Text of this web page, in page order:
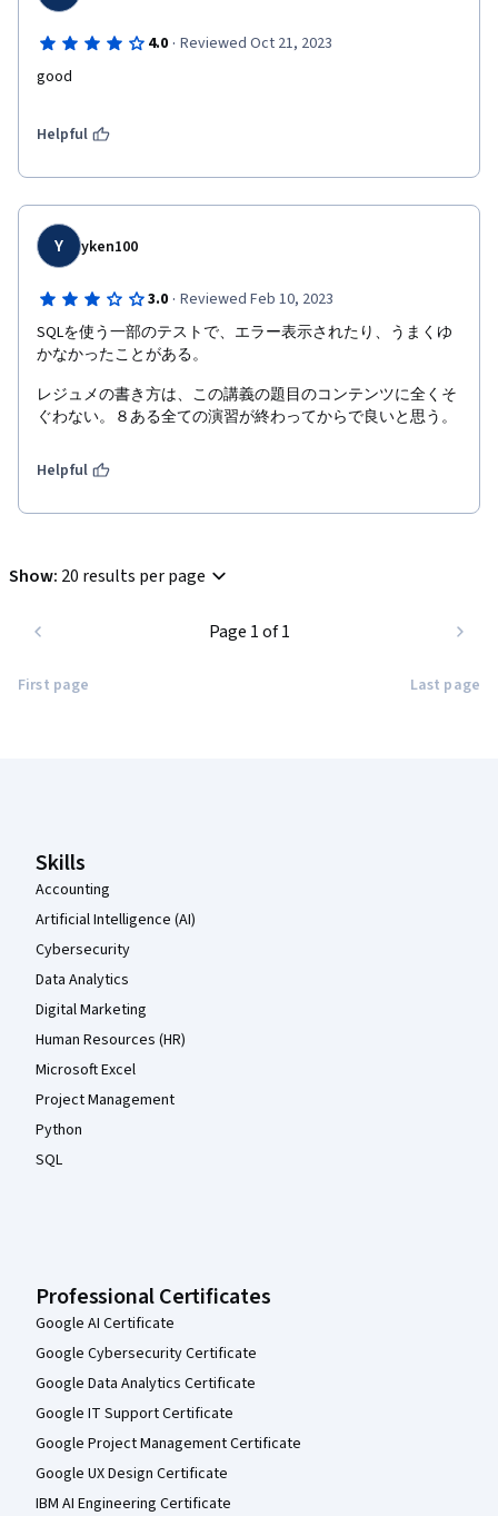
4.0 · Reviewed Oct 21, 2023
good
Helpful
Y yken100
3.0 · Reviewed Feb 10, 2023
SQLを使う一部のテストで、エラー表示されたり、うまくゆ
かなかったことがある。
レジュメの書き方は、この講義の題目のコンテンツに全くそ
ぐわない。８ある全ての演習が終わってからで良いと思う。
Helpful
Show: 20 results per page
First page
Page 1 of 1
Last page
Skills
Accounting
Artificial Intelligence (AI)
Cybersecurity
Data Analytics
Digital Marketing
Human Resources (HR)
Microsoft Excel
Project Management
Python
SQL
Professional Certificates
Google AI Certificate
Google Cybersecurity Certificate
Google Data Analytics Certificate
Google IT Support Certificate
Google Project Management Certificate
Google UX Design Certificate
IBM AI Engineering Certificate